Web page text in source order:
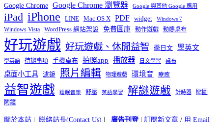
Google Chrome Google Chrome 瀏覽器 Google 與其他 Google 應用
iPad iPhone LINE Mac OS X PDF widget Windows 7
Windows Vista WordPress 網站架設 免費圖庫 動作遊戲 動態桌布
好玩遊戲 好玩遊戲、休閒益智 學日文 學英文
學英語 待辦事項 手機桌布 拍照app 播放器 日文學習 桌布
桌面小工具 濾鏡 照片編輯 物理遊戲 環境音 療癒
益智遊戲 睡眠音樂 舒壓 英語學習 解謎遊戲 計時器
貼圖
鬧鐘
關於本站 | 聯絡站長(Contact Us) | 廣告刊登| 訂閱新文章 / 用 Email